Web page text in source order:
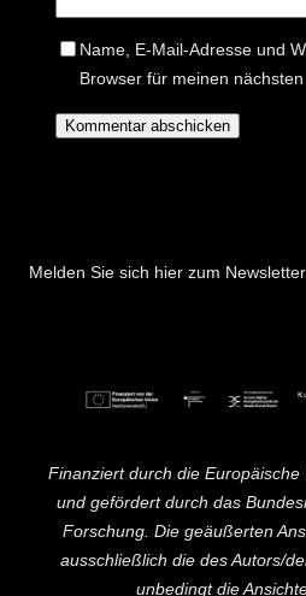
Name, E-Mail-Adresse und
Browser für meinen
Melden Sie sich hier zum
Finanziert durch die
und gefördert durch das
Forschung. Die geäußerten
ausschließlich die des Autors/
unbedingt die